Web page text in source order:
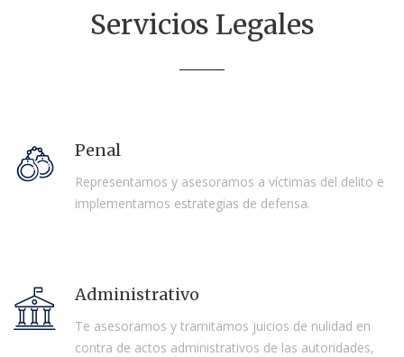
Servicios Legales
Penal
Representamos y asesoramos a víctimas del delito e
implementamos estrategias de defensa.
Administrativo
Te asesoramos y tramitamos juicios de nulidad en
contra de actos administrativos de las autoridades,